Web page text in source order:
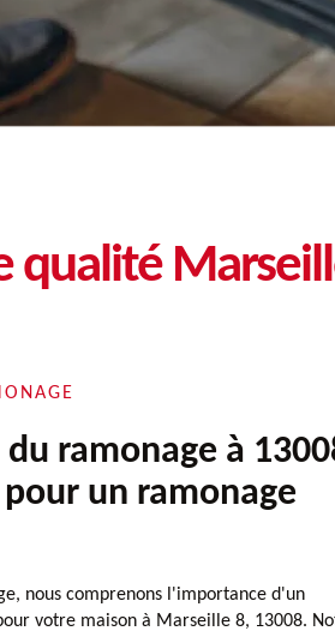
qualité
ramonage à
un ramonage
nous comprenons l'importance d'un
votre maison à Marseille 8, 13008.